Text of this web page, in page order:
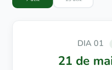
DIA 01
21 de